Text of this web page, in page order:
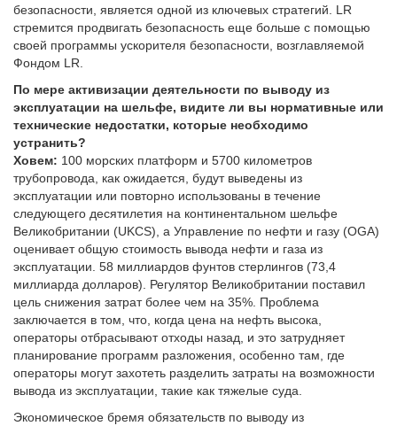
безопасности, является одной из ключевых стратегий. LR
стремится продвигать безопасность еще больше с помощью
своей программы ускорителя безопасности, возглавляемой
Фондом LR.
По мере активизации деятельности по выводу из
эксплуатации на шельфе, видите ли вы нормативные или
технические недостатки, которые необходимо
устранить?
Ховем: 100 морских платформ и 5700 километров
трубопровода, как ожидается, будут выведены из
эксплуатации или повторно использованы в течение
следующего десятилетия на континентальном шельфе
Великобритании (UKCS), а Управление по нефти и газу (OGA)
оценивает общую стоимость вывода нефти и газа из
эксплуатации. 58 миллиардов фунтов стерлингов (73,4
миллиарда долларов). Регулятор Великобритании поставил
цель снижения затрат более чем на 35%. Проблема
заключается в том, что, когда цена на нефть высока,
операторы отбрасывают отходы назад, и это затрудняет
планирование программ разложения, особенно там, где
операторы могут захотеть разделить затраты на возможности
вывода из эксплуатации, такие как тяжелые суда.
Экономическое бремя обязательств по выводу из